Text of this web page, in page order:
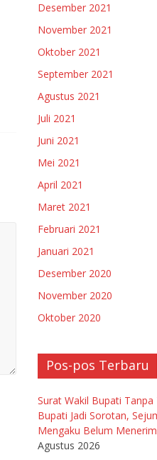
Desember 2021
November 2021
Oktober 2021
September 2021
Agustus 2021
Juli 2021
Juni 2021
Mei 2021
April 2021
Maret 2021
Februari 2021
Januari 2021
Desember 2020
November 2020
Oktober 2020
Pos-pos Terbaru
Surat Wakil Bupati
Bupati Jadi Sorotan,
Mengaku Belum
Agustus 2026